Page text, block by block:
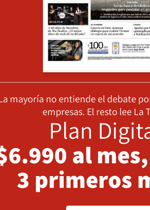
mayoría no entiende el debate
empresas. El resto lee La
Plan
al
3 primeros